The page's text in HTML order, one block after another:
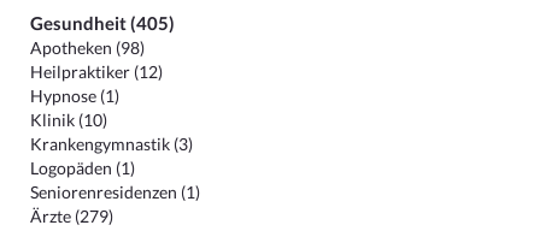
Gesundheit (405)
Apotheken (98)
Heilpraktiker (12)
Hypnose (1)
Klinik (10)
Krankengymnastik (3)
Logopäden (1)
Seniorenresidenzen (1)
Ärzte (279)